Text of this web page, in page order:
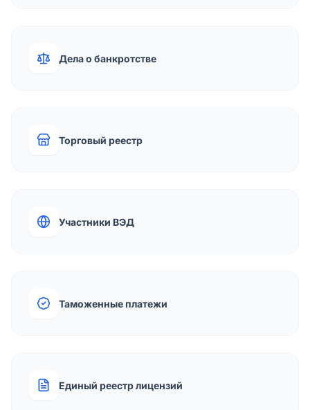
Дела о банкротстве
Торговый реестр
Участники ВЭД
Таможенные платежи
Единый реестр лицензий